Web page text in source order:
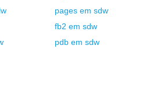
pages em sdw
fb2 em sdw
pdb em sdw